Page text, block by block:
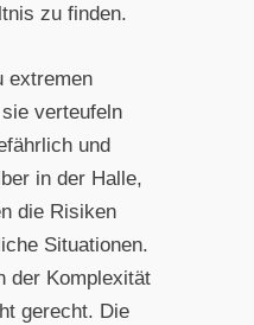
zu finden.
extremen
verteufeln
und
in der Halle,
die Risiken
Situationen.
der Komplexität
gerecht. Die